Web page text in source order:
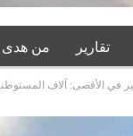
تقارير من هدى
في الأقصى: آلاف